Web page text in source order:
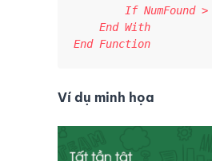
If NumFound
    End With
End Function
Ví dụ minh họa